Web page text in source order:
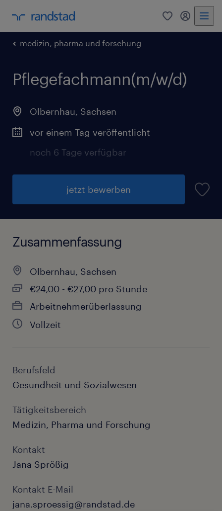
0 Mein
medizin, pharma und forschung
Pflegefachmann(m/w/d)
Olbernhau, Sachsen
vor einem Tag veröffentlicht
noch 6 Tage verfügbar
jetzt bewerben
Zusammenfassung
Olbernhau, Sachsen
€24,00 - €27,00 pro Stunde
Arbeitnehmerüberlassung
Vollzeit
Berufsfeld
Gesundheit und Sozialwesen
Tätigkeitsbereich
Medizin, Pharma und Forschung
Kontakt
Jana Sprößig
Kontakt E-Mail
jana.sproessig@randstad.de